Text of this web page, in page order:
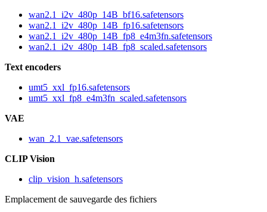
wan2.1_i2v_480p_14B_bf16.safetensors
wan2.1_i2v_480p_14B_fp16.safetensors
wan2.1_i2v_480p_14B_fp8_e4m3fn.safetensors
wan2.1_i2v_480p_14B_fp8_scaled.safetensors
Text encoders
umt5_xxl_fp16.safetensors
umt5_xxl_fp8_e4m3fn_scaled.safetensors
VAE
wan_2.1_vae.safetensors
CLIP Vision
clip_vision_h.safetensors
Emplacement de sauvegarde des fichiers